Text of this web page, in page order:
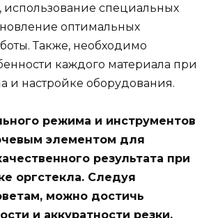
использование специальных
оптимальных
Также, необходимо
каждого материала при
и настройке оборудования.
режима и инструментов
элементом для
результата при
оргстекла. Следуя
можно достичь
и аккуратности резки,